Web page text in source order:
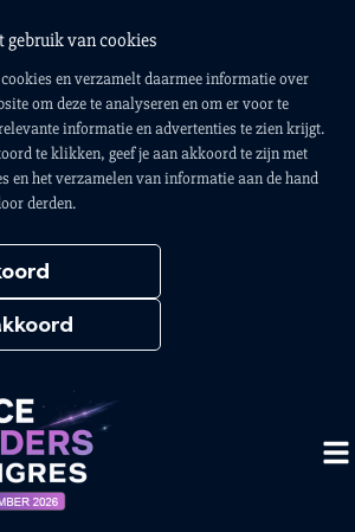
gebruik van cookies
en verzamelt daarmee informatie over
om deze te analyseren en om er voor te
informatie en advertenties te zien krijgt.
te klikken, geef je aan akkoord te zijn met
en het verzamelen van informatie aan de hand
derden.